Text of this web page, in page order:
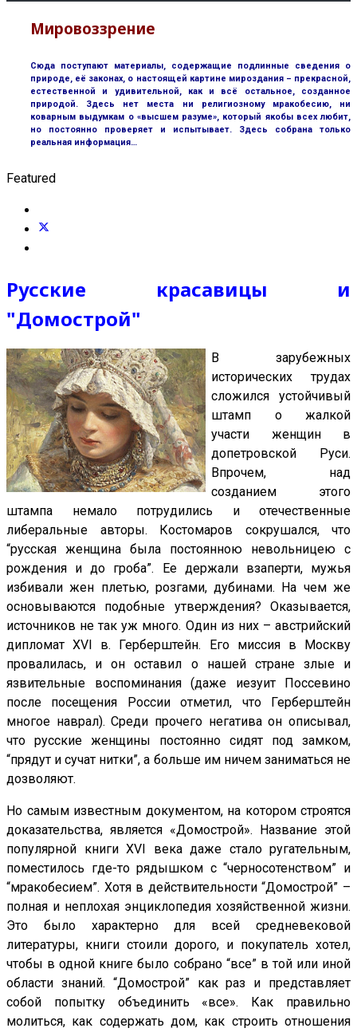
Мировоззрение
Сюда поступают материалы, содержащие подлинные сведения о
природе, её законах, о настоящей картине мироздания – прекрасной,
естественной и удивительной, как и всё остальное, созданное
природой. Здесь нет места ни религиозному мракобесию, ни
коварным выдумкам о «высшем разуме», который якобы всех любит,
но постоянно проверяет и испытывает. Здесь собрана только
реальная информация…
Featured
Русские красавицы и
"Домострой"
В зарубежных
исторических трудах
сложился устойчивый
штамп о жалкой
участи женщин в
допетровской Руси.
Впрочем, над
созданием этого
штампа немало потрудились и отечественные
либеральные авторы. Костомаров сокрушался, что
“русская женщина была постоянною невольницею с
рождения и до гроба”. Ее держали взаперти, мужья
избивали жен плетью, розгами, дубинами. На чем же
основываются подобные утверждения? Оказывается,
источников не так уж много. Один из них – австрийский
дипломат XVI в. Герберштейн. Его миссия в Москву
провалилась, и он оставил о нашей стране злые и
язвительные воспоминания (даже иезуит Поссевино
после посещения России отметил, что Герберштейн
многое наврал). Среди прочего негатива он описывал,
что русские женщины постоянно сидят под замком,
“прядут и сучат нитки”, а больше им ничем заниматься не
дозволяют.
Но самым известным документом, на котором строятся
доказательства, является «Домострой». Название этой
популярной книги XVI века даже стало ругательным,
поместилось где-то рядышком с “черносотенством” и
“мракобесием”. Хотя в действительности “Домострой” –
полная и неплохая энциклопедия хозяйственной жизни.
Это было характерно для всей средневековой
литературы, книги стоили дорого, и покупатель хотел,
чтобы в одной книге было собрано “все” в той или иной
области знаний. “Домострой” как раз и представляет
собой попытку объединить «все». Как правильно
молиться, как содержать дом, как строить отношения